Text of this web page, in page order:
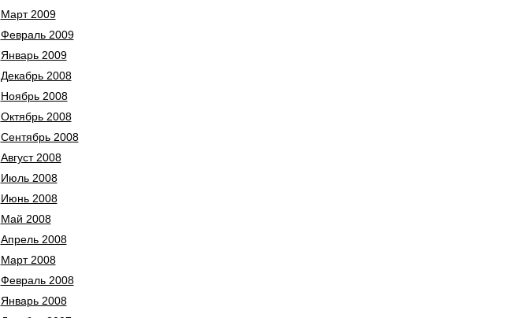
Март 2009
Февраль 2009
Январь 2009
Декабрь 2008
Ноябрь 2008
Октябрь 2008
Сентябрь 2008
Август 2008
Июль 2008
Июнь 2008
Май 2008
Апрель 2008
Март 2008
Февраль 2008
Январь 2008